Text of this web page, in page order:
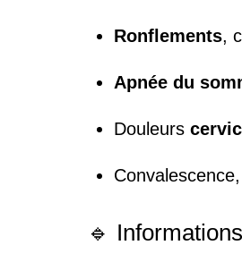
Ronflements,
Apnée du
Douleurs
🔹